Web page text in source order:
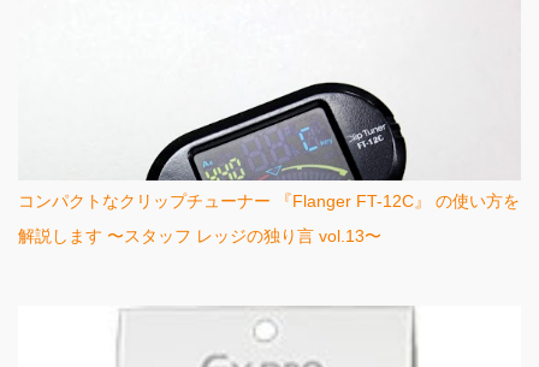
コンパクトなクリップチューナー 『Flanger FT-12C』 の使い方を
解説します 〜スタッフ レッジの独り言 vol.13〜